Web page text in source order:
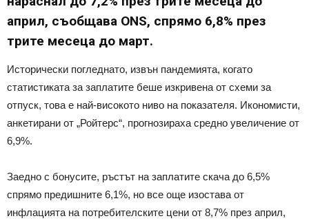
април, съобщава ONS, спрямо 6,8% през
трите месеца до март.
Исторически погледнато, извън пандемията, когато
статистиката за заплатите беше изкривена от схеми за
отпуск, това е най-високото ниво на показателя. Икономисти,
анкетирани от „Ройтерс“, прогнозираха средно увеличение от
6,9%.
Заедно с бонусите, ръстът на заплатите скача до 6,5%
спрямо предишните 6,1%, но все още изостава от
инфлацията на потребителските цени от 8,7% през април,